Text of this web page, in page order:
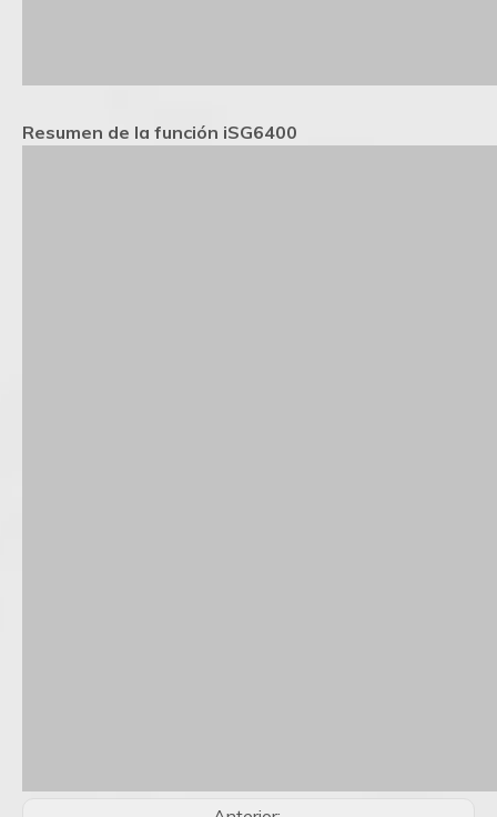
Resumen de la función iSG6400